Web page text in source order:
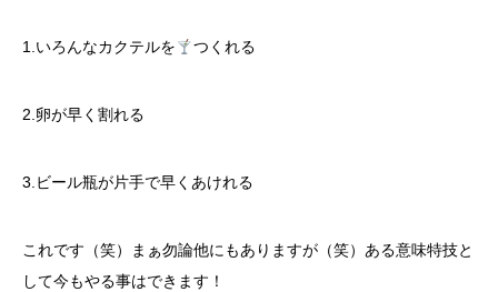
1.いろんなカクテルを つくれる
2.卵が早く割れる
3.ビール瓶が片手で早くあけれる
これです（笑）まぁ勿論他にもありますが（笑）ある意味特技と
して今もやる事はできます！